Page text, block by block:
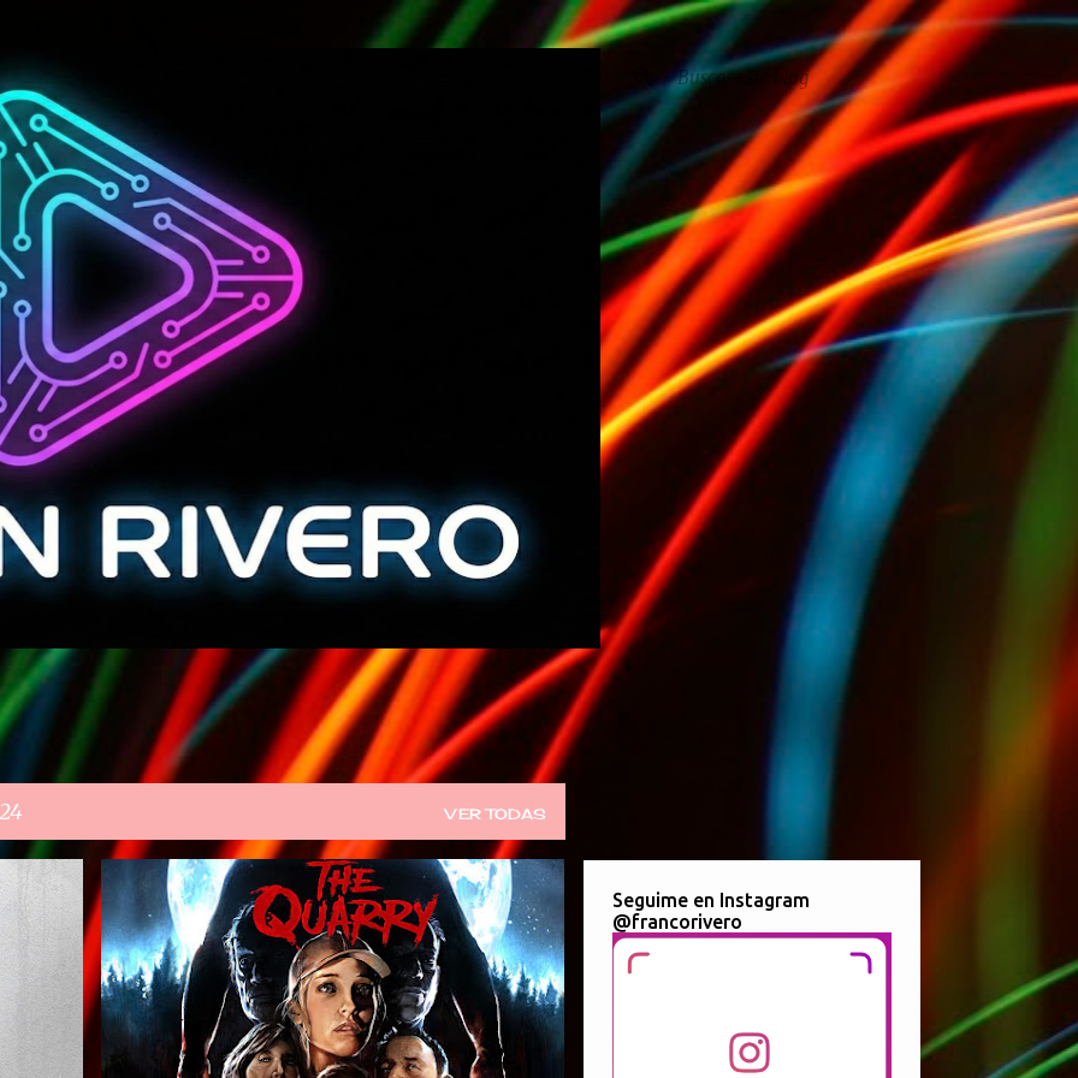
Ir al contenido principal
VER TODAS
GAME PASS VIDEOJUEGOS XBOX
Seguime en Instagram
@francorivero